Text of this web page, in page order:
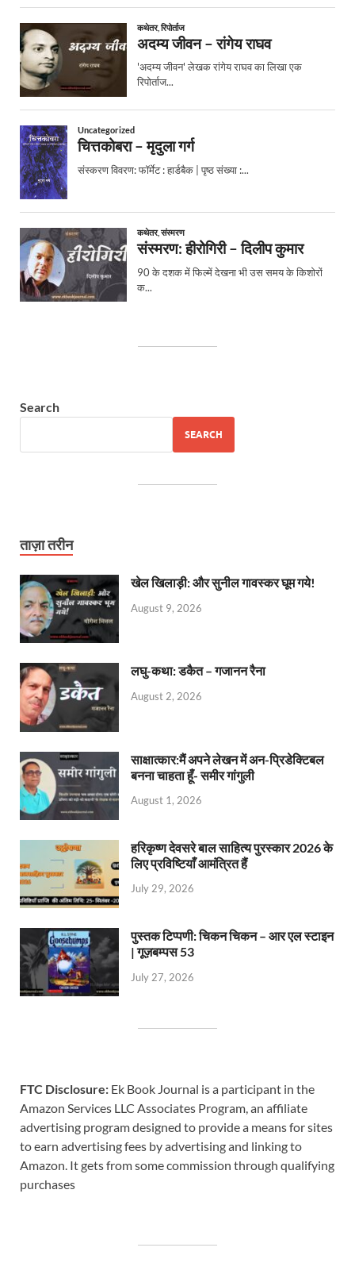
Search
SEARCH
ताज़ा तरीन
खेल खिलाड़ी: और सुनील गावस्कर घूम गये!
August 9, 2026
लघु-कथा: डकैत – गजानन रैना
August 2, 2026
साक्षात्कार:मैं अपने लेखन में अन-प्रिडेक्टिबल
बनना चाहता हूँ- समीर गांगुली
August 1, 2026
हरिकृष्ण देवसरे बाल साहित्य पुरस्कार 2026 के
लिए प्रविष्टियाँ आमंत्रित हैं
July 29, 2026
पुस्तक टिप्पणी: चिकन चिकन – आर एल स्टाइन
| गूज़बम्पस 53
July 27, 2026
FTC Disclosure: Ek Book Journal is a participant in the
Amazon Services LLC Associates Program, an affiliate
advertising program designed to provide a means for sites
to earn advertising fees by advertising and linking to
Amazon. It gets from some commission through qualifying
purchases